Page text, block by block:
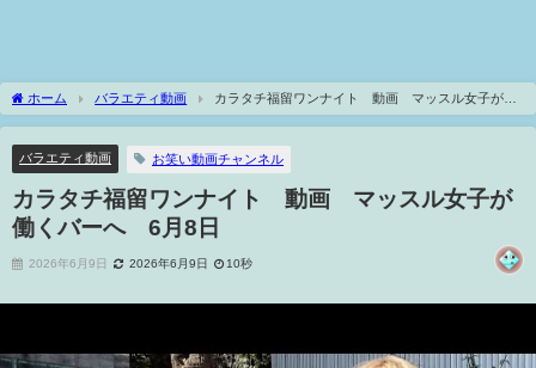
ホーム バラエティ動画
カラタチ福留ワンナイト 動画 マッスル女子が働
くバーへ 6月8日
バラエティ動画 お笑い動画チャンネル
カラタチ福留ワンナイト 動画 マッスル女子が
働くバーへ 6月8日
2026年6月9日 2026年6月9日 10秒